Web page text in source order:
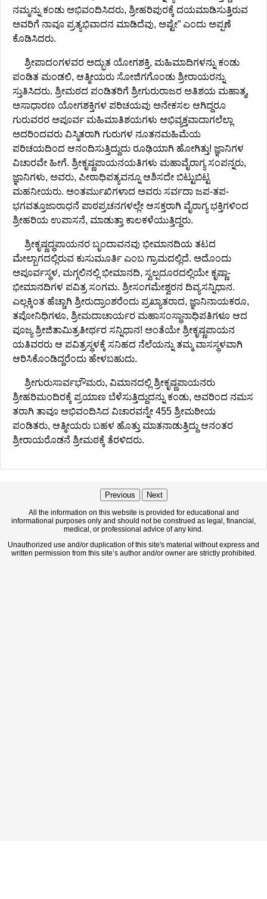
ನಮ್ಮನ್ನು ಕಂಡು ಅಭಿವಂದಿಸಿದರು, ಶ್ರೀಹರಿಪುರಕ್ಕೆ ದಯಮಾಡಿಸುತ್ತಿರುವ
ಅವರಿಗೆ ನಾವೂ ಪ್ರತ್ಯಭಿವಾದನ ಮಾಡಿದೆವು, ಅಷ್ಟೇ” ಎಂದು ಅಪ್ಪಣೆ
ಕೊಡಿಸಿದರು.
ಶ್ರೀಪಾದಂಗಳವರ ಅದ್ಭುತ ಯೋಗಶಕ್ತಿ, ಮಹಿಮಾದಿಗಳನ್ನು ಕಂಡು
ಪಂಡಿತ ಮಂಡಲಿ, ಆತ್ಮೀಯರು ಸೋಜಿಗಗೊಂಡು ಶ್ರೀರಾಯರನ್ನು
ಸ್ತುತಿಸಿದರು. ಶ್ರೀಮಠದ ಪಂಡಿತರಿಗೆ ಶ್ರೀಗುರುರಾಜರ ಅತಿಶಯ ಮಹಾತ್ಮ,
ಅಸಾಧಾರಣ ಯೋಗಶಕ್ತಿಗಳ ಪರಿಚಯವು ಅನೇಕಸಲ ಆಗಿದ್ದರೂ
ಗುರುವರರ ಅಪೂರ್ವ ಮಹಿಮಾತಿಶಯಗಳು ಅಭಿವ್ಯಕ್ತವಾದಾಗಲೆಲ್ಲಾ
ಅದರಿಂದವರು ವಿಸ್ಮಿತರಾಗಿ ಗುರುಗಳ ನೂತನಮಹಿಮೆಯ
ಪರಿಚಯದಿಂದ ಆನಂದಿಸುತ್ತಿದ್ದುದು ರೂಢಿಯಾಗಿ ಹೋಗಿತ್ತು! ಜ್ಞಾನಿಗಳ
ವಿಚಾರವೇ ಹೀಗೆ. ಶ್ರೀಕೃಷ್ಣಪಾಯನಯತಿಗಳು ಮಹಾವೈರಾಗ್ಯ ಸಂಪನ್ನರು,
ಜ್ಞಾನಿಗಳು, ಅವರು, ಪೀಠಾಧಿಪತ್ಯವನ್ನೂ ಆಶಿಸದೇ ಬಿಟ್ಟುಬಿಟ್ಟ
ಮಹನೀಯರು. ಅಂತರ್ಮುಖಿಗಳಾದ ಅವರು ಸರ್ವದಾ ಜಪ-ತಪ-
ಭಗವತ್ತೂಜಾರಾಧನೆ ಪಾಠಪ್ರಚನಗಳಲ್ಲೇ ಆಸಕ್ತರಾಗಿ ವೈರಾಗ್ಯ ಭಕ್ತಿಗಳಿಂದ
ಶ್ರೀಹರಿಯ ಉಪಾಸನೆ, ಮಾಡುತ್ತಾ ಕಾಲಕಳೆಯುತ್ತಿದ್ದರು.
ಶ್ರೀಕೃಷ್ಣದ್ಧಪಾಯನರ ಬೃಂದಾವನವು ಭೀಮಾನದಿಯ ತಟದ
ಮೇಲ್ಬಾಗದಲ್ಲಿರುವ ಕುಸುಮೂರ್ತಿ ಎಂಬ ಗ್ರಾಮದಲ್ಲಿದೆ. ಅದೊಂದು
ಅಪೂರ್ವಸ್ಥಳ, ಮಗ್ಗಲಿನಲ್ಲಿ ಭೀಮಾನದಿ, ಸ್ವಲ್ಪದೂರದಲ್ಲಿಯೇ ಕೃಷ್ಣಾ-
ಭೀಮಾನದಿಗಳ ಪವಿತ್ರ ಸಂಗಮ. ಶ್ರೀಸಂಗಮೇಶ್ವರನ ದಿವ್ಯಸನ್ನಿಧಾನ.
ಎಲ್ಲಕ್ಕಿಂತ ಹೆಚ್ಚಾಗಿ ಶ್ರೀರುದ್ರಾಂಶರೆಂದು ಪ್ರಖ್ಯಾತರಾದ, ಜ್ಞಾನಿನಾಯಕರೂ,
ತಪೋನಿಧಿಗಳೂ, ಶ್ರೀಮದಾಚಾರ್ಯರ ಮಹಾಸಂಸ್ಥಾನಾಧಿಪತಿಗಳೂ ಆದ
ಪೂಜ್ಯ ಶ್ರೀಜಿತಾಮಿತ್ರತೀರ್ಥರ ಸನ್ನಿಧಾನ! ಅಂತೆಯೇ ಶ್ರೀಕೃಷ್ಣಪಾಯನ
ಯತಿವರರು ಆ ಪವಿತ್ರಸ್ಥಳಕ್ಕೆ ಸನಿಹದ ನೆಲೆಯನ್ನು ತಮ್ಮ ವಾಸಸ್ಥಳವಾಗಿ
ಆರಿಸಿಕೊಂಡಿದ್ದರೆಂದು ಹೇಳಬಹುದು.
ಶ್ರೀಗುರುಸಾರ್ವಭೌಮರು, ವಿಮಾನದಲ್ಲಿ ಶ್ರೀಕೃಷ್ಣಪಾಯನರು
ಶ್ರೀಹರಿಮಂದಿರಕ್ಕೆ ಪ್ರಯಾಣ ಬೆಳೆಸುತ್ತಿದ್ದುದನ್ನು ಕಂಡು, ಅವರಿಂದ ನಮಸ
ತರಾಗಿ ತಾವೂ ಅಭಿವಂದಿಸಿದ ವಿಚಾರವನ್ನೇ 455 ಶ್ರೀಮಠೀಯ
ಪಂಡಿತರು, ಆತ್ಮೀಯರು ಬಹಳ ಹೊತ್ತು ಮಾತನಾಡುತ್ತಿದ್ದು ಆನಂತರ
ಶ್ರೀರಾಯರೊಡನೆ ಶ್ರೀಮಠಕ್ಕೆ ತೆರಳಿದರು.
Previous Next
All the information on this website is provided for educational and
informational purposes only and should not be construed as legal, financial,
medical, or professional advice of any kind.
Unauthorized use and/or duplication of this site's material without express and
written permission from this site’s author and/or owner are strictly prohibited.